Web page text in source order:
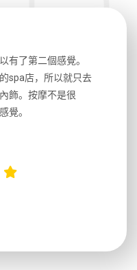
有了第二個感覺。
spa店，所以就只去
飾。按摩不是很
覺。